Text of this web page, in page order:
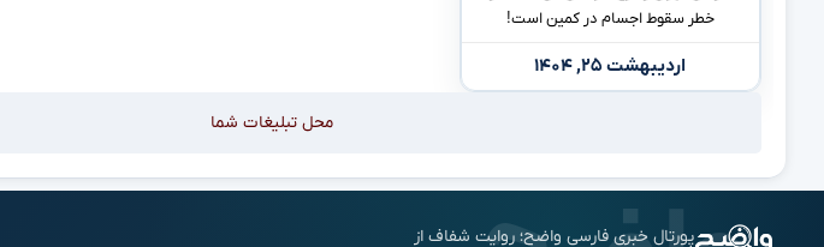
خطر سقوط اجسام در کمین است!
اردیبهشت ۲۵, ۱۴۰۴
محل تبلیغات شما
پورتال خبری فارسی واضح؛ روایت شفاف از